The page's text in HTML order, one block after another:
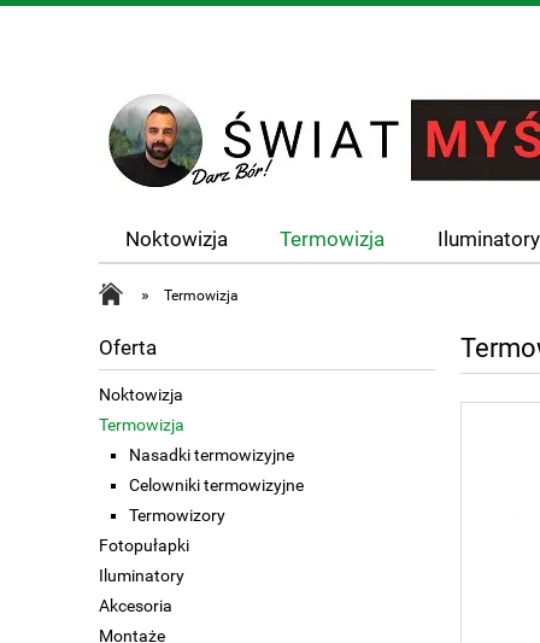
Noktowizja Termowizja Iluminatory
» Termowizja
Oferta
Noktowizja
Termowizja
Nasadki termowizyjne
Celowniki termowizyjne
Termowizory
Fotopułapki
Iluminatory
Akcesoria
Montaże